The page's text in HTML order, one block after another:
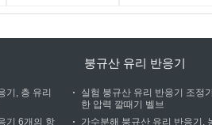
기, 층 유리
기 6개의 항
붕규산 유리 반응기
실험 붕규산 유리 반응기 조정
한 압력 깔때기 벨브
가수분해 붕규산 유리 반응기,